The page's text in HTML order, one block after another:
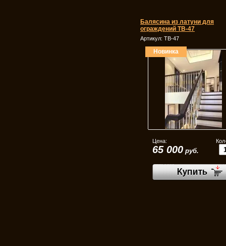
Балясина из латуни для
ограждений ТВ-47
Артикул: ТВ-47
Новинка
Цена:
65 000 руб.